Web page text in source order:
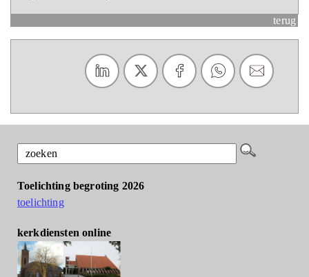
terug
Toelichting begroting 2026
toelichting
kerkdiensten online